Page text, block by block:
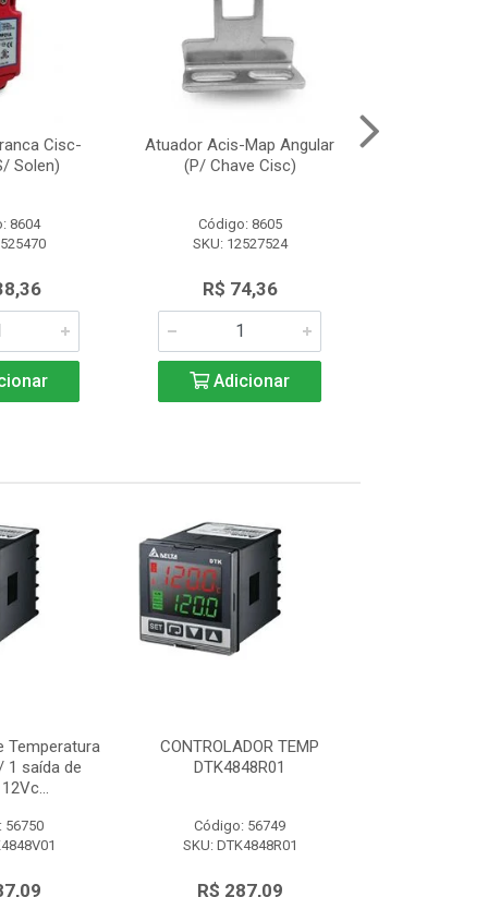
Cisc-
Solen)
8604
Atuador Acis-Map Angular
(P/ Chave Cisc)
Código: 8605
SKU: 12527524
R$ 74,36
Adicionar
Temperatura
1 saída de
56750
CONTROLADOR TEMP
DTK4848R01
Código: 56749
SKU: DTK4848R01
R$ 287,09